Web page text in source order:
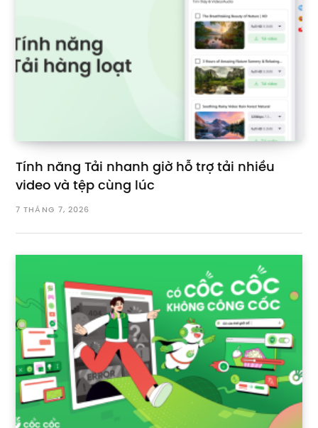
Tính năng Tải nhanh giờ hỗ trợ tải nhiều
video và tệp cùng lúc
7 THÁNG 7, 2026